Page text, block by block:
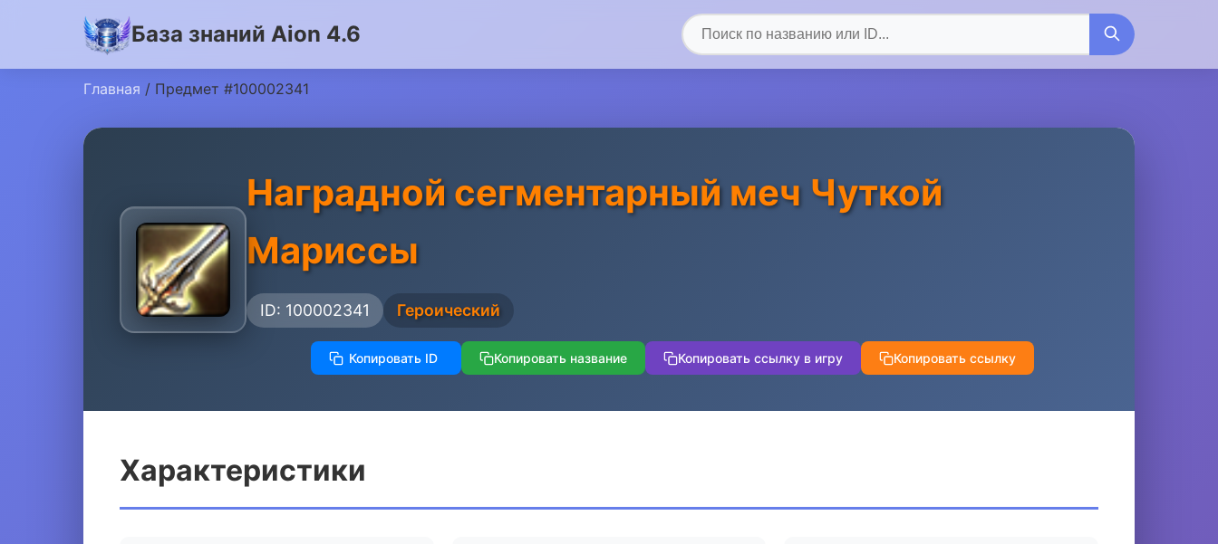
База знаний Aion 4.6
Главная / Предмет #100002341
Наградной сегментарный меч Чуткой
Мариссы
ID: 100002341 Героический
Копировать ID Копировать название Копировать ссылку в игру Копировать ссылку
Характеристики